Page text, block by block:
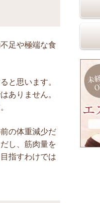
足や極端な食
と思います。
ありません。
の体重減少だ
し、筋肉量を
指すわけでは